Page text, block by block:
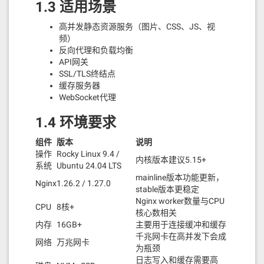
1.3 适用场景
高并发静态资源服务（图片、CSS、JS、视
频）
反向代理和负载均衡
API网关
SSL/TLS终结点
缓存服务器
WebSocket代理
1.4 环境要求
组件 版本
说明
操作
系统
Rocky Linux 9.4 /
Ubuntu 24.04 LTS
内核版本建议5.15+
Nginx1.26.2 / 1.27.0
mainline版本功能更新，
stable版本更稳定
CPU 8核+
Nginx worker数量与CPU
核心数相关
内存 16GB+
主要用于连接缓冲和缓存
网络 万兆网卡
千兆网卡在高并发下会成
为瓶颈
日志写入和缓存需要高